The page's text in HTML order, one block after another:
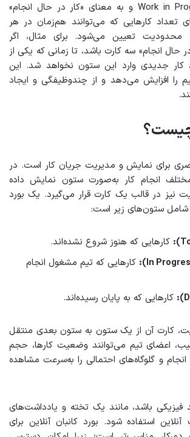
WIP مخفف Work in Progress و به معنای «کار در حال انجام»
تعداد کارهایی که می‌توانند هم‌زمان در هر
محدودیت تعیین می‌شود. برای مثال، اگر
انجام» سه کارت باشد، تا زمانی که یکی از
کار جدیدی وارد این ستون نخواهد شد. این
را افزایش می‌دهد و از چندوظیفگی و ایجاد
چیست؟
بصری برای نمایش و مدیریت جریان کار است. در
انجام کار به‌صورت ستون نمایش داده
نیز در قالب یک کارت قرار می‌گیرد. یک بورد
شامل ستون‌های زیر است:
کارهایی که هنوز شروع نشده‌اند.
کارهایی که تیم مشغول انجام
کارهایی که به پایان رسیده‌اند.
کارت آن از یک ستون به ستون بعدی منتقل
اعضای تیم می‌توانند وضعیت کارها، حجم
و گلوگاه‌های احتمالی را به‌سرعت مشاهده
فیزیکی باشد، مانند یک تخته و یادداشت‌های
استفاده شود. بورد کانبان آنلاین برای